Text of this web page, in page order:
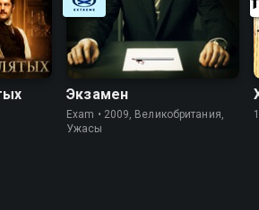
Экзамен
Exam • 2009, Великобритания,
Ужасы